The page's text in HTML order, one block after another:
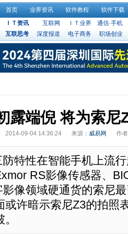
首页 业界资讯 软件教程
软件下载
ＩＴ资讯
互联网 ＩＴ业界
通信·手机
互联思考
深度报道 电子商务 职场创业
露端倪 将为索尼
2014-09-04 14:36:24 来源： 威易网 作
特性在智能手机上流
RS影像传感器、
像领域硬通货的索尼
或许暗示索尼Z3的拍照